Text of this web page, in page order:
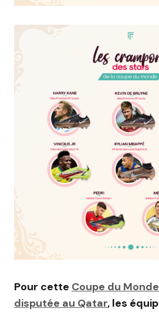
Pour cette Coupe du
disputée au Qatar, les